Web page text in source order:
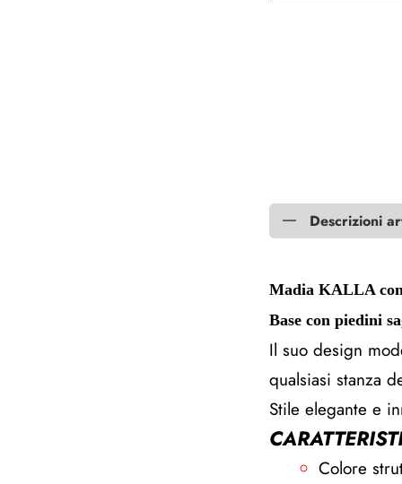
Descrizioni
Madia KALLA
Base con piedini
Il suo design
qualsiasi stanza
Stile elegante e
Colore